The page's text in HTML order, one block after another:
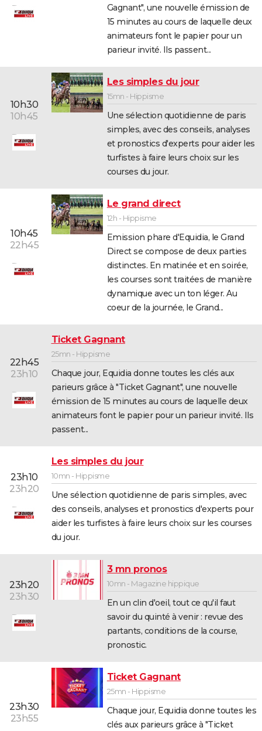
Gagnant", une nouvelle émission de
15 minutes au cours de laquelle deux
animateurs font le papier pour un
parieur invité. Ils passent...
10h30
10h45
Les simples du jour
15mn - Hippisme
Une sélection quotidienne de paris
simples, avec des conseils, analyses
et pronostics d'experts pour aider les
turfistes à faire leurs choix sur les
courses du jour.
10h45
22h45
Le grand direct
12h - Hippisme
Emission phare d'Equidia, le Grand
Direct se compose de deux parties
distinctes. En matinée et en soirée,
les courses sont traitées de manière
dynamique avec un ton léger. Au
coeur de la journée, le Grand...
22h45
23h10
Ticket Gagnant
25mn - Hippisme
Chaque jour, Equidia donne toutes les clés aux
parieurs grâce à "Ticket Gagnant", une nouvelle
émission de 15 minutes au cours de laquelle deux
animateurs font le papier pour un parieur invité. Ils
passent...
23h10
23h20
Les simples du jour
10mn - Hippisme
Une sélection quotidienne de paris simples, avec
des conseils, analyses et pronostics d'experts pour
aider les turfistes à faire leurs choix sur les courses
du jour.
23h20
23h30
3 mn pronos
10mn - Magazine hippique
En un clin d'oeil, tout ce qu'il faut
savoir du quinté à venir : revue des
partants, conditions de la course,
pronostic.
23h30
23h55
Ticket Gagnant
25mn - Hippisme
Chaque jour, Equidia donne toutes les
clés aux parieurs grâce à "Ticket